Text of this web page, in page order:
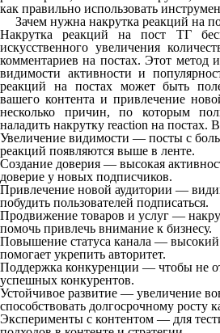
как правильно использовать
Зачем нужна накрутка реакций на
Накрутка реакций на пост ТГ
искусственного увеличения
комментариев на постах. Этот метод
видимости активности и
реакций на постах может быть
вашего контента и привлечение
несколько причин, по которым
наладить накрутку reaction на постах.
Увеличение видимости — посты с
реакций появляются выше в ленте.
Создание доверия — высокая
доверие у новых подписчиков.
Привлечение новой аудитории —
побудить пользователей подписаться.
Продвижение товаров и услуг —
помочь привлечь внимание к бизнесу.
Повышение статуса канала — высокий
помогает укрепить авторитет.
Поддержка конкуренции — чтобы не
успешных конкурентов.
Устойчивое развитие — увеличение
способствовать долгосрочному росту
Эксперименты с контентом — для